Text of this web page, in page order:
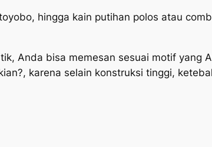
hingga kain putihan polos atau
Anda bisa memesan sesuai motif yang
karena selain konstruksi tinggi,